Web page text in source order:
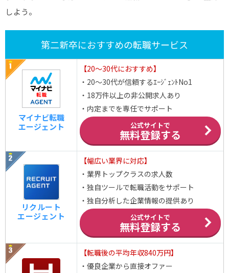
しよう。
第二新卒におすすめの転職サービス
マイナビ転職
エージェント
【20～30代におすすめ】
・20～30代が信頼するｴｰｼﾞｪﾝﾄNo1
・18万件以上の非公開求人あり
・内定までを専任でサポート
公式サイトで
無料登録する
リクルート
エージェント
【幅広い業界に対応】
・業界トップクラスの求人数
・独自ツールで転職活動をサポート
・独自分析した企業情報の提供あり
公式サイトで
無料登録する
【転職後の平均年収840万円】
・優良企業から直接オファー